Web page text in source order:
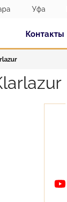
Уфа
Контакты